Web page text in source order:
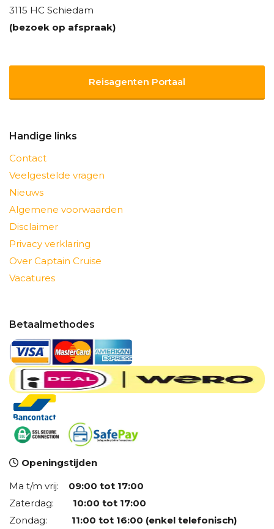
3115 HC Schiedam
(bezoek op afspraak)
Reisagenten Portaal
Handige links
Contact
Veelgestelde vragen
Nieuws
Algemene voorwaarden
Disclaimer
Privacy verklaring
Over Captain Cruise
Vacatures
Betaalmethodes
Openingstijden
Ma t/m vrij: 09:00 tot 17:00
Zaterdag: 10:00 tot 17:00
Zondag: 11:00 tot 16:00 (enkel telefonisch)